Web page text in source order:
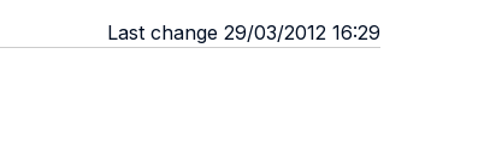
Last change 29/03/2012 16:29